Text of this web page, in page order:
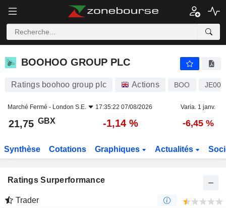
BOOHOO GROUP PLC
BOOHOO GROUP PLC
Ratings boohoo group plc Actions BOO
Marché Fermé - London S.E. 17:35:22 07/08/2026 Varia. 1 janv.
21,75 GBX -1,14 % -6,45 %
Synthèse Cotations Graphiques Actualités
Ratings Surperformance
Trader